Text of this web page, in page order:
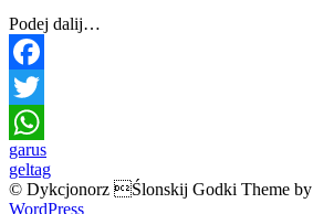
Podej dalij…
Facebook
Twitter
WhatsApp
Post
navigation
garus
geltag
© Dykcjonorz Ślonskij Godki Theme by
WordPress